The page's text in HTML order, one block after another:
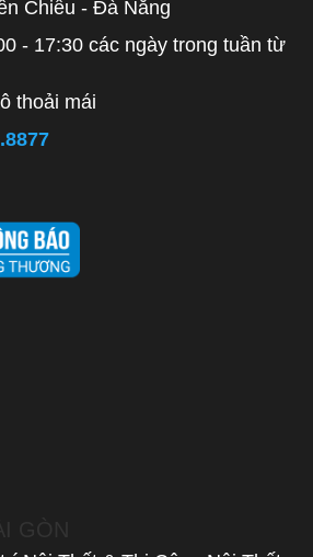
Chiểu - Đà Nẵng
- 17:30 các ngày trong tuần từ
thoải mái